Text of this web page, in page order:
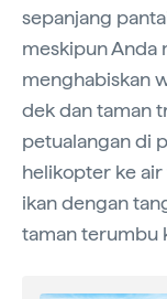
sepanjang
meskipun Anda
menghabiskan
dek dan taman
petualangan di
helikopter ke
ikan dengan
taman terumbu